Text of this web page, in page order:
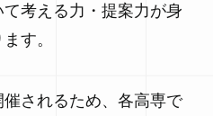
考える力・提案力が身
す。
されるため、各高専で